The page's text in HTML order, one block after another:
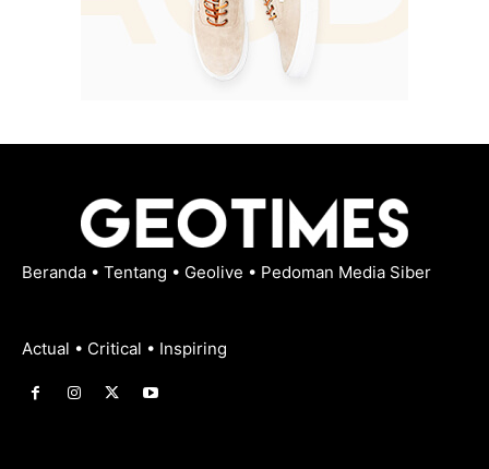
Beranda • Tentang • Geolive • Pedoman Media Siber
Actual • Critical • Inspiring